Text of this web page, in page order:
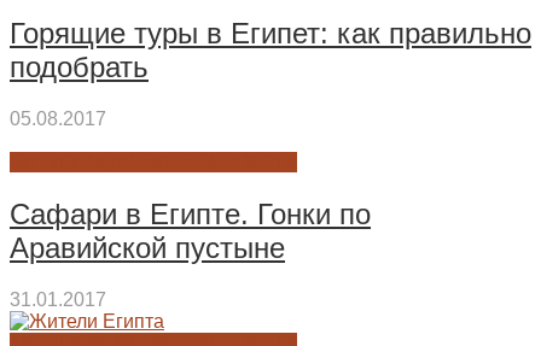
Горящие туры в Египет: как правильно
подобрать
05.08.2017
Сафари в Египте. Гонки по
Аравийской пустыне
31.01.2017